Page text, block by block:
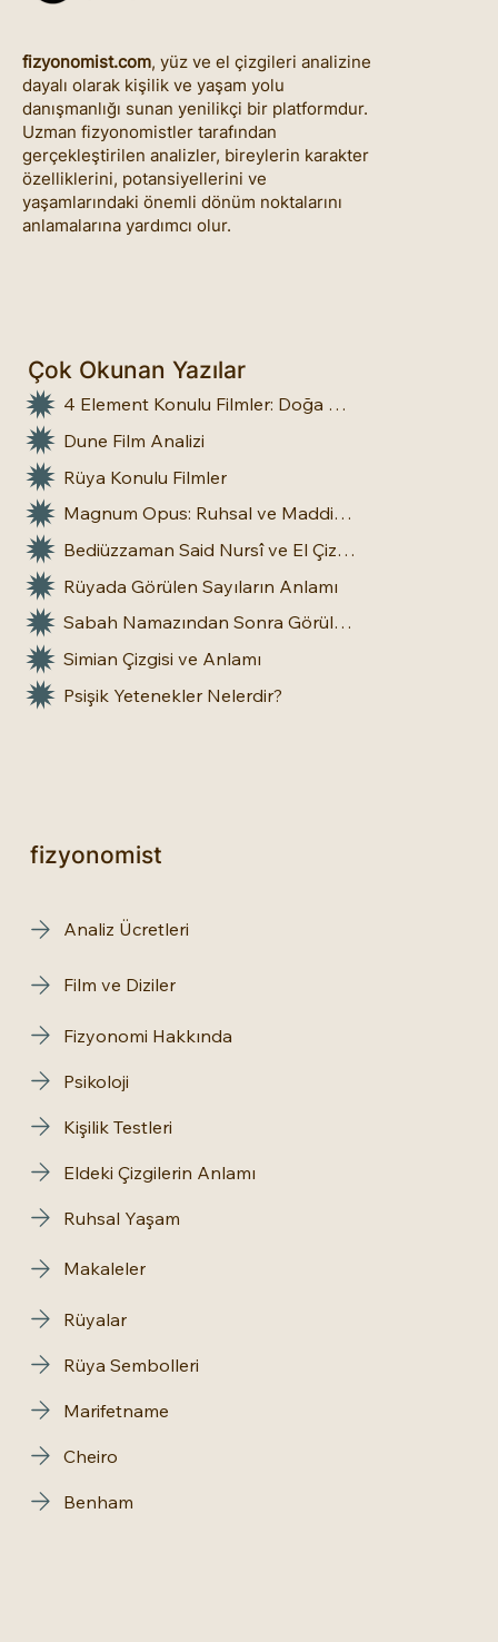
fizyonomist.com, yüz ve el çizgileri analizine
dayalı olarak kişilik ve yaşam yolu
danışmanlığı sunan yenilikçi bir platformdur.
Uzman fizyonomistler tarafından
gerçekleştirilen analizler, bireylerin karakter
özelliklerini, potansiyellerini ve
yaşamlarındaki önemli dönüm noktalarını
anlamalarına yardımcı olur.
Çok Okunan Yazılar
4 Element Konulu Filmler: Doğa Üstü Güçler
Dune Film Analizi
Rüya Konulu Filmler
Magnum Opus: Ruhsal ve Maddi Dönüşümün Büyük Eseri
Bediüzzaman Said Nursî ve El Çizgileri: İnsan Doğasına Dair Bir Bakış
Rüyada Görülen Sayıların Anlamı
Sabah Namazından Sonra Görülen Rüya Gerçek Olur mu?
Simian Çizgisi ve Anlamı
Psişik Yetenekler Nelerdir?
fizyonomist
Analiz Ücretleri
Film ve Diziler
Makaleler
Fizyonomi Hakkında
Psikoloji
Kişilik Testleri
Eldeki Çizgilerin Anlamı
Ruhsal Yaşam
Rüyalar
Rüya Sembolleri
Marifetname
Cheiro
Benham